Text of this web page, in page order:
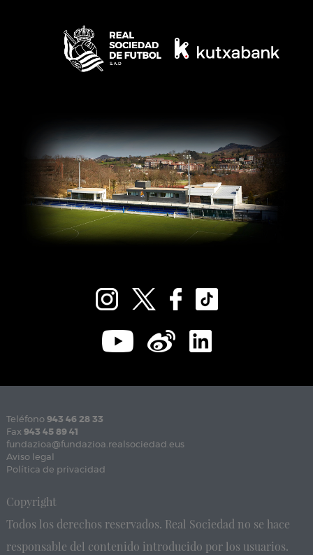
Teléfono 943 46 28 33
Fax 943 45 89 41
fundazioa@fundazioa.realsociedad.eus
Aviso legal
Política de privacidad
Copyright
Todos los derechos reservados. Real Sociedad no se hace
responsable del contenido introducido por los usuarios.